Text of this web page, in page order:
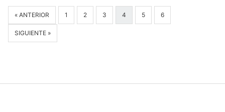
« ANTERIOR 1 2 3 4 5 6
SIGUIENTE »